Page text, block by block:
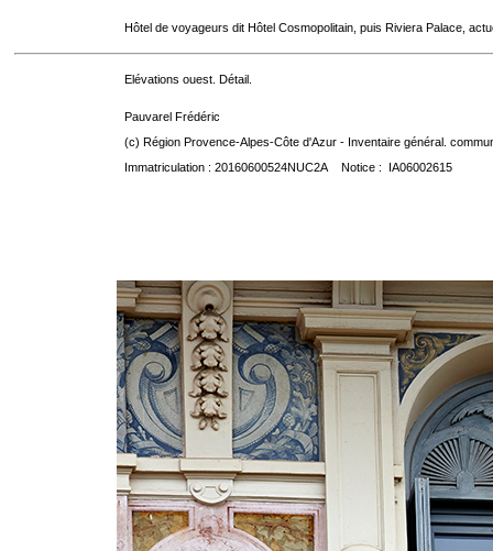
Hôtel de voyageurs dit Hôtel Cosmopolitain, puis Riviera Palace,
Elévations ouest. Détail.
Pauvarel Frédéric
(c) Région Provence-Alpes-Côte d'Azur - Inventaire général.
Immatriculation : 20160600524NUC2A Notice : IA06002615